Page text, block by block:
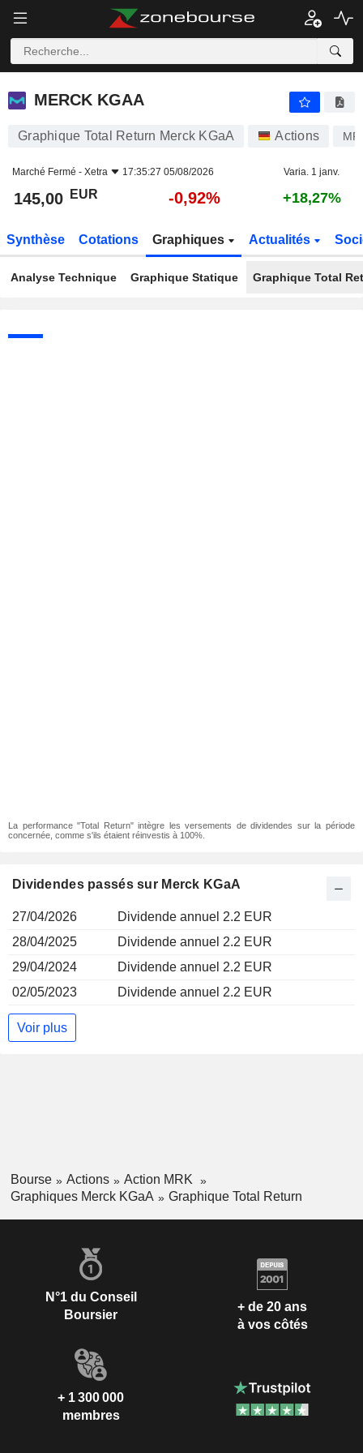
MERCK KGAA
MERCK KGAA
Graphique Total Return Merck KGaA Actions
Marché Fermé - Xetra 17:35:27 05/08/2026 Varia. 1 janv.
145,00 EUR -0,92% +18,27%
Synthèse Cotations Graphiques Actualités
Analyse Technique Graphique Statique Graphique Total
La performance "Total Return" intègre les versements de dividendes sur la période
concernée, comme s'ils étaient réinvestis à 100%.
Dividendes passés sur Merck KGaA
27/04/2026
Dividende annuel 2.2 EUR
28/04/2025
Dividende annuel 2.2 EUR
29/04/2024
Dividende annuel 2.2 EUR
02/05/2023
Dividende annuel 2.2 EUR
Voir plus
Bourse Actions
Action MRK
Graphiques Merck KGaA
Graphique Total Return
N°1 du Conseil
Boursier
+ de 20 ans
à vos côtés
+ 1 300 000
membres